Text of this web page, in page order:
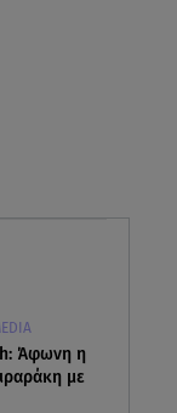
σε
Άφωνη η
με